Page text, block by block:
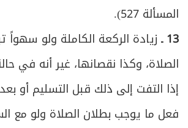
المسألة 527).
13 ـ زيادة الركعة الكاملة ولو سهواً
الصلاة، وكذا نقصانها، غير أنه في
إذا التفت إلى ذلك قبل التسليم أو
فعل ما يوجب بطلان الصلاة ولو مع